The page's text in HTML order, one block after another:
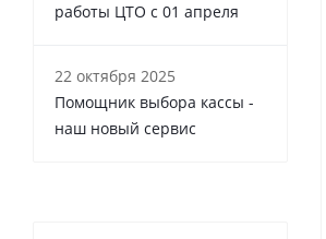
работы ЦТО с 01 апреля
22 октября 2025
Помощник выбора кассы -
наш новый сервис